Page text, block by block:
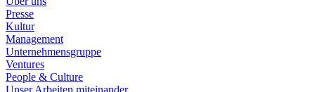
Presse
Kultur
Management
Unternehmensgruppe
Ventures
People & Culture
Unser Arbeiten miteinander